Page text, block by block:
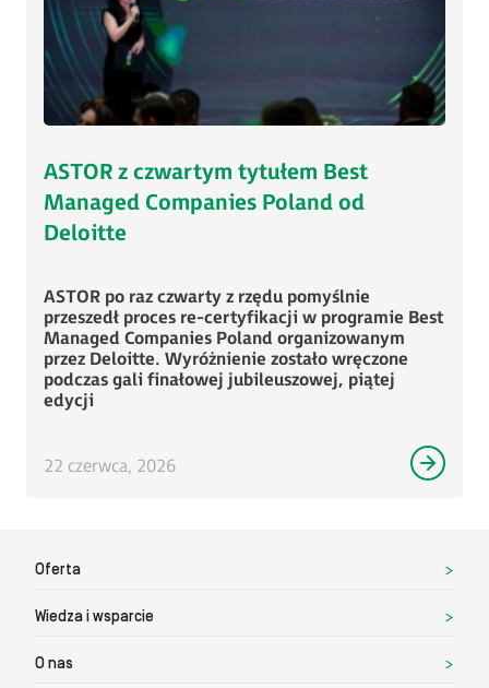
ASTOR z czwartym tytułem Best
Managed Companies Poland od
Deloitte
ASTOR po raz czwarty z rzędu pomyślnie
przeszedł proces re-certyfikacji w programie Best
Managed Companies Poland organizowanym
przez Deloitte. Wyróżnienie zostało wręczone
podczas gali finałowej jubileuszowej, piątej
edycji
22 czerwca, 2026
Oferta
Wiedza i wsparcie
O nas